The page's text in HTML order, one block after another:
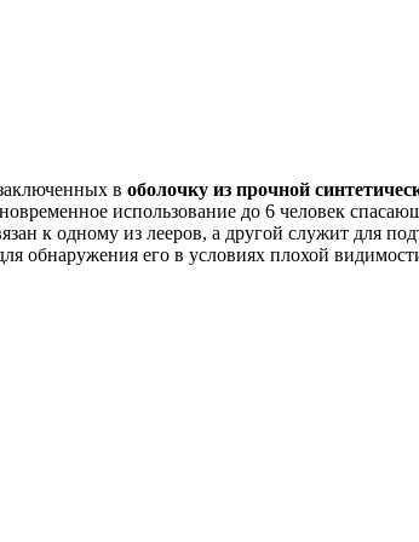
в оболочку из прочной
использование до 6 человек
к одному из лееров, а другой служит для
обнаружения его в условиях плохой